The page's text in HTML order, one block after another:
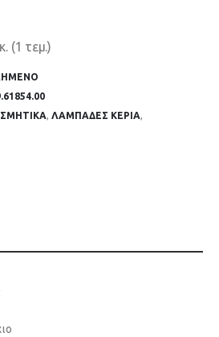
(1 τεμ.)
, ΛΑΜΠΑΔΕΣ ΚΕΡΙΑ,